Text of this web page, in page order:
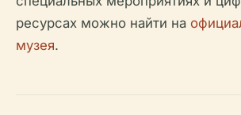
ресурсах можно найти на
музея.